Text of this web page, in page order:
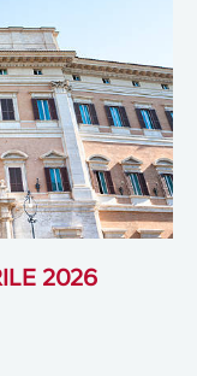
2026